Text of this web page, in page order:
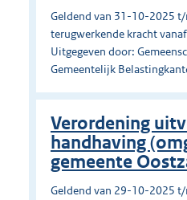
Geldend van 31-10-2025
terugwerkende kracht
Uitgegeven door:
Gemeentelijk
Verordening
handhaving
gemeente
Geldend van 29-10-2025